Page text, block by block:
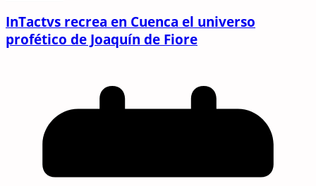
InTactvs recrea en Cuenca el universo
profético de Joaquín de Fiore